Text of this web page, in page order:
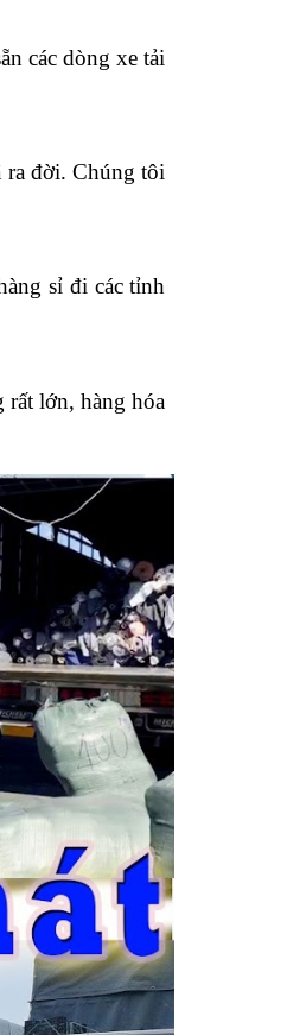
các dòng xe tải
ra đời. Chúng tôi
sỉ đi các tỉnh
rất lớn, hàng hóa